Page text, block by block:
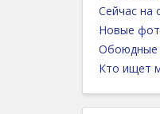
Сейчас на
Новые
Обоюдные
Кто ищет